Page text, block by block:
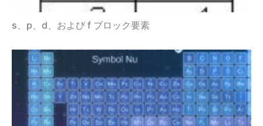
s、p、d、および f ブロック要素